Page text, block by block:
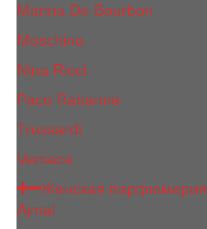
Marina De Bourbon
Moschino
Nina Ricci
Paco Rabanne
Trussardi
Versace
Женская парфюмерия
Ajmal